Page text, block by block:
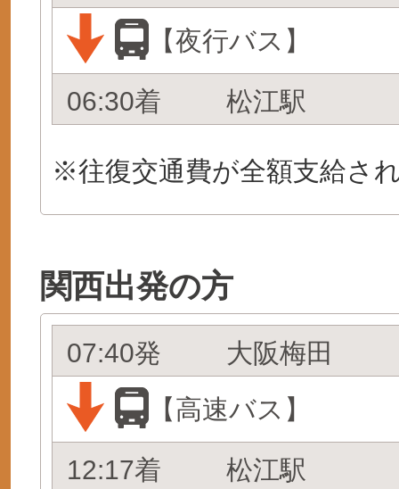
【夜行バス】
06:30着 松江駅
※往復交通費が全額支給さ
関西出発の方
07:40発
大阪梅田
【高速バス】
12:17着 松江駅